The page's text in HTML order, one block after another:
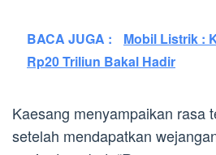
BACA JUGA :
Mobil Listrik :
Rp20 Triliun Bakal Hadir
Kaesang menyampaikan rasa
setelah mendapatkan